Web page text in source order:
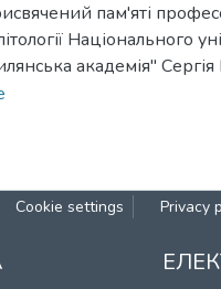
пам'яті
Національного
академія" Сергія
Cookie settings Privacy